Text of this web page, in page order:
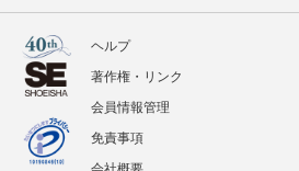
ヘルプ
著作権・リンク
会員情報管理
免責事項